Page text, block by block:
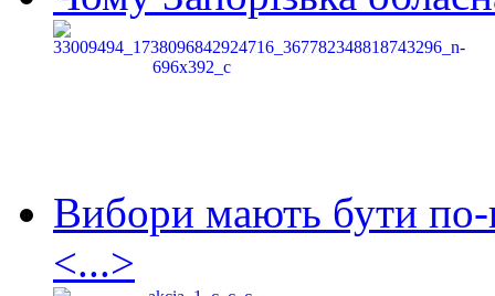
Вибори мають бути по-
<...>